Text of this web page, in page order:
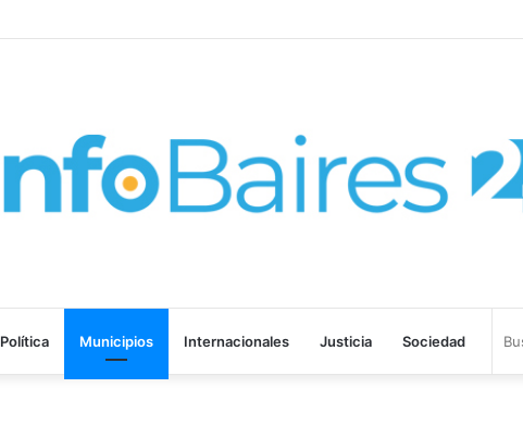
Política Municipios Internacionales Justicia Sociedad